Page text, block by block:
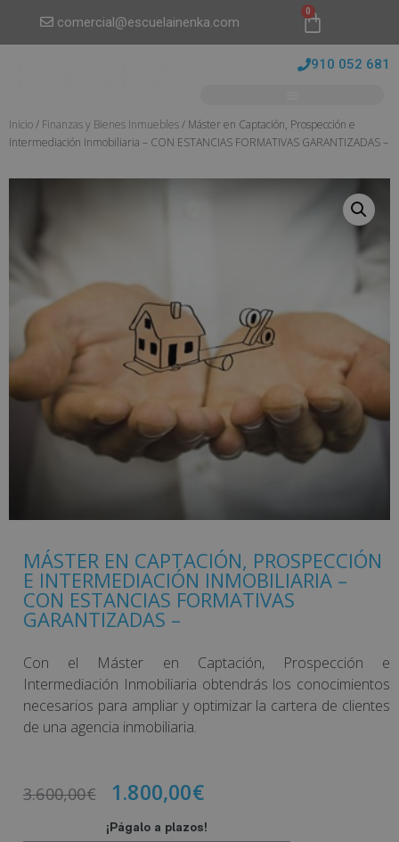
comercial@escuelainenka.com
0
910 052 681
Inicio/ Finanzas y Bienes Inmuebles/ Máster en Captación, Prospección e
Intermediación Inmobiliaria – CON ESTANCIAS FORMATIVAS GARANTIZADAS –
MÁSTER EN CAPTACIÓN, PROSPECCIÓN
E INTERMEDIACIÓN INMOBILIARIA –
CON ESTANCIAS FORMATIVAS
GARANTIZADAS –
Con el Máster en Captación, Prospección e
Intermediación Inmobiliaria obtendrás los conocimientos
necesarios para ampliar y optimizar la cartera de clientes
de una agencia inmobiliaria.
3.600,00€ 1.800,00€